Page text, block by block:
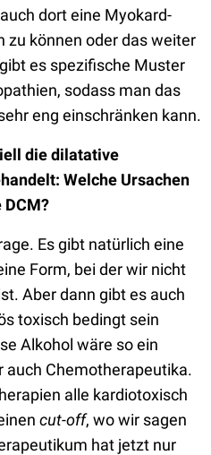
dort eine Myokard-
zu können oder das weiter
es spezifische Muster
sodass man das
eng einschränken kann.
die dilatative
Welche Ursachen
DCM?
Es gibt natürlich eine
Form, bei der wir nicht
Aber dann gibt es auch
toxisch bedingt sein
Alkohol wäre so ein
auch Chemotherapeutika.
alle kardiotoxisch
cut-off, wo wir sagen
hat jetzt nur